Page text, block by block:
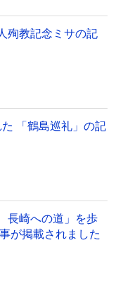
殉教記念ミサの記
「鶴島巡礼」の記
長崎への道」を歩
が掲載されました